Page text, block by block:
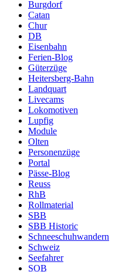
Burgdorf
Catan
Chur
DB
Eisenbahn
Ferien-Blog
Güterzüge
Heitersberg-Bahn
Landquart
Livecams
Lokomotiven
Lupfig
Module
Olten
Personenzüge
Portal
Pässe-Blog
Reuss
RhB
Rollmaterial
SBB
SBB Historic
Schneeschuhwandern
Schweiz
Seefahrer
SOB